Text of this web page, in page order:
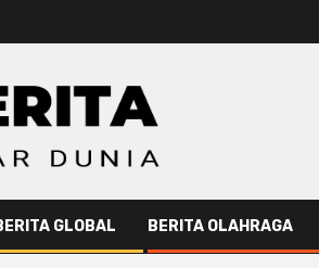
GLOBAL BERITA OLAHRAGA